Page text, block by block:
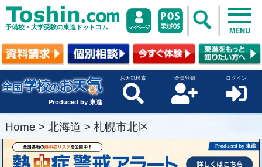
予備校・大学受験の東進ドットコム MENU
Produced by 東進
お天気検索 会員登録 ログイン
Home > 北海道 > 札幌市北区